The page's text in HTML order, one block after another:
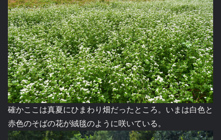
確かここは真夏にひまわり畑だったところ。いまは白色と
赤色のそばの花が絨毯のように咲いている。